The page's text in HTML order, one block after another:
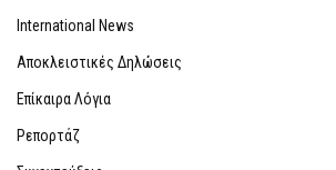
International News
Αποκλειστικές Δηλώσεις
Επίκαιρα Λόγια
Ρεπορτάζ